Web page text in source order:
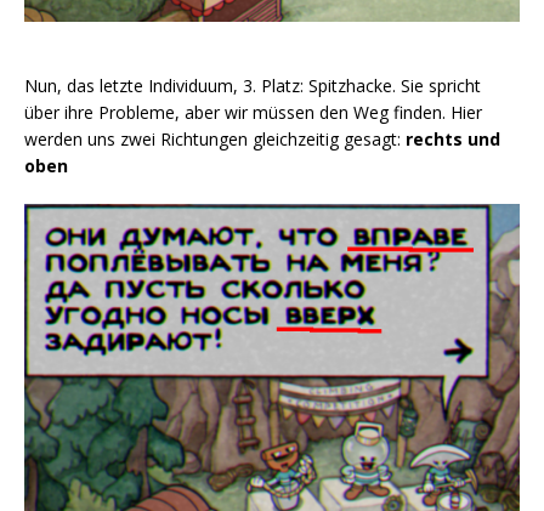
Nun, das letzte Individuum, 3. Platz: Spitzhacke. Sie spricht
über ihre Probleme, aber wir müssen den Weg finden. Hier
werden uns zwei Richtungen gleichzeitig gesagt: rechts und
oben